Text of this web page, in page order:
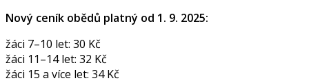
Nový ceník obědů platný od 1. 9. 2025:
žáci 7–10 let: 30 Kč
žáci 11–14 let: 32 Kč
žáci 15 a více let: 34 Kč